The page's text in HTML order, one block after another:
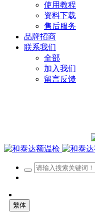
使用教程
资料下载
售后服务
品牌招商
联系我们
全部
加入我们
留言反馈
繁体